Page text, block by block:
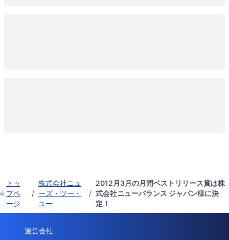
トッ
プペ
ージ
/
株式会社ニュ
ーズ・ツー・
ユー
/
2012月3月の月間ベストリリース賞は株
式会社ニューバランス ジャパン様に決
定！
運営会社